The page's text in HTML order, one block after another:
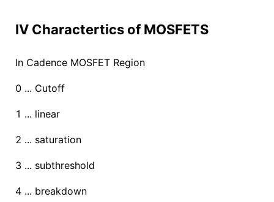
IV Charactertics of MOSFETS
In Cadence MOSFET Region
0 ... Cutoff
1 ... linear
2 ... saturation
3 ... subthreshold
4 ... breakdown